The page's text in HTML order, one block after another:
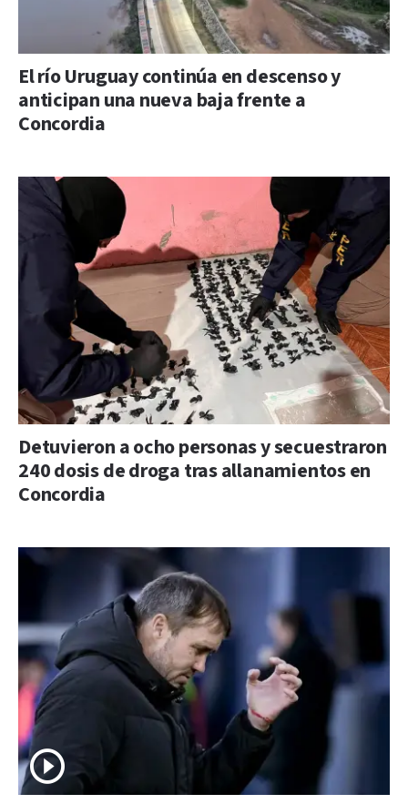
El río Uruguay continúa en descenso y
anticipan una nueva baja frente a
Concordia
Detuvieron a ocho personas y secuestraron
240 dosis de droga tras allanamientos en
Concordia